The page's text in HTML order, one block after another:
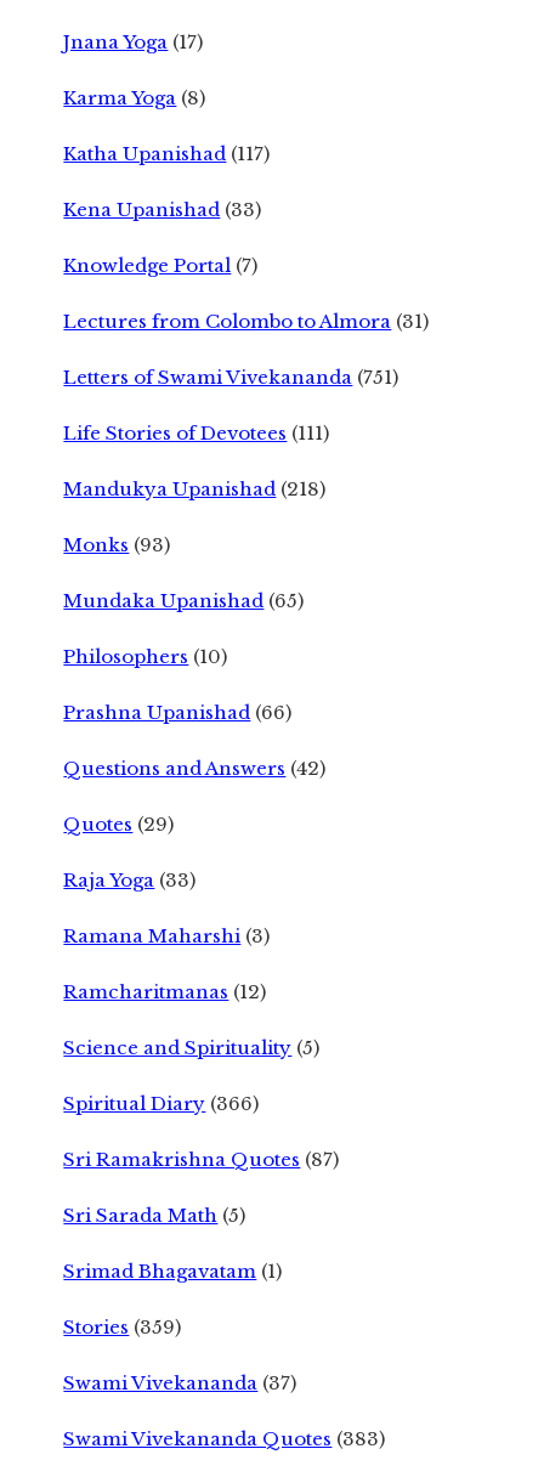
Jnana Yoga (17)
Karma Yoga (8)
Katha Upanishad (117)
Kena Upanishad (33)
Knowledge Portal (7)
Lectures from Colombo to Almora (31)
Letters of Swami Vivekananda (751)
Life Stories of Devotees (111)
Mandukya Upanishad (218)
Monks (93)
Mundaka Upanishad (65)
Philosophers (10)
Prashna Upanishad (66)
Questions and Answers (42)
Quotes (29)
Raja Yoga (33)
Ramana Maharshi (3)
Ramcharitmanas (12)
Science and Spirituality (5)
Spiritual Diary (366)
Sri Ramakrishna Quotes (87)
Sri Sarada Math (5)
Srimad Bhagavatam (1)
Stories (359)
Swami Vivekananda (37)
Swami Vivekananda Quotes (383)